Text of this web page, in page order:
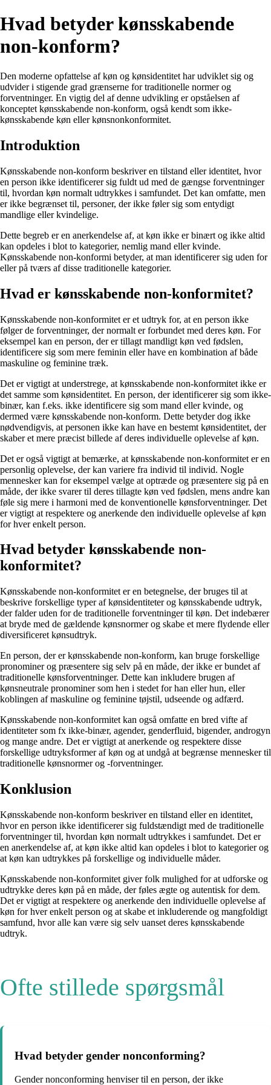
Hvad betyder kønsskabende
non-konform?
Den moderne opfattelse af køn og kønsidentitet har udviklet sig og
udvider i stigende grad grænserne for traditionelle normer og
forventninger. En vigtig del af denne udvikling er opståelsen af
konceptet kønsskabende non-konform, også kendt som ikke-
kønsskabende køn eller kønsnonkonformitet.
Introduktion
Kønsskabende non-konform beskriver en tilstand eller identitet, hvor
en person ikke identificerer sig fuldt ud med de gængse forventninger
til, hvordan køn normalt udtrykkes i samfundet. Det kan omfatte, men
er ikke begrænset til, personer, der ikke føler sig som entydigt
mandlige eller kvindelige.
Dette begreb er en anerkendelse af, at køn ikke er binært og ikke altid
kan opdeles i blot to kategorier, nemlig mand eller kvinde.
Kønsskabende non-konformi betyder, at man identificerer sig uden for
eller på tværs af disse traditionelle kategorier.
Hvad er kønsskabende non-konformitet?
Kønsskabende non-konformitet er et udtryk for, at en person ikke
følger de forventninger, der normalt er forbundet med deres køn. For
eksempel kan en person, der er tillagt mandligt køn ved fødslen,
identificere sig som mere feminin eller have en kombination af både
maskuline og feminine træk.
Det er vigtigt at understrege, at kønsskabende non-konformitet ikke er
det samme som kønsidentitet. En person, der identificerer sig som ikke-
binær, kan f.eks. ikke identificere sig som mand eller kvinde, og
dermed være kønsskabende non-konform. Dette betyder dog ikke
nødvendigvis, at personen ikke kan have en bestemt kønsidentitet, der
skaber et mere præcist billede af deres individuelle oplevelse af køn.
Det er også vigtigt at bemærke, at kønsskabende non-konformitet er en
personlig oplevelse, der kan variere fra individ til individ. Nogle
mennesker kan for eksempel vælge at optræde og præsentere sig på en
måde, der ikke svarer til deres tillagte køn ved fødslen, mens andre kan
føle sig mere i harmoni med de konventionelle kønsforventninger. Det
er vigtigt at respektere og anerkende den individuelle oplevelse af køn
for hver enkelt person.
Hvad betyder kønsskabende non-
konformitet?
Kønsskabende non-konformitet er en betegnelse, der bruges til at
beskrive forskellige typer af kønsidentiteter og kønsskabende udtryk,
der falder uden for de traditionelle forventninger til køn. Det indebærer
at bryde med de gældende kønsnormer og skabe et mere flydende eller
diversificeret kønsudtryk.
En person, der er kønsskabende non-konform, kan bruge forskellige
pronominer og præsentere sig selv på en måde, der ikke er bundet af
traditionelle kønsforventninger. Dette kan inkludere brugen af
kønsneutrale pronominer som hen i stedet for han eller hun, eller
koblingen af maskuline og feminine tøjstil, udseende og adfærd.
Kønsskabende non-konformitet kan også omfatte en bred vifte af
identiteter som fx ikke-binær, agender, genderfluid, bigender, androgyn
og mange andre. Det er vigtigt at anerkende og respektere disse
forskellige udtryksformer af køn og at undgå at begrænse mennesker til
traditionelle kønsnormer og -forventninger.
Konklusion
Kønsskabende non-konform beskriver en tilstand eller en identitet,
hvor en person ikke identificerer sig fuldstændigt med de traditionelle
forventninger til, hvordan køn normalt udtrykkes i samfundet. Det er
en anerkendelse af, at køn ikke altid kan opdeles i blot to kategorier og
at køn kan udtrykkes på forskellige og individuelle måder.
Kønsskabende non-konformitet giver folk mulighed for at udforske og
udtrykke deres køn på en måde, der føles ægte og autentisk for dem.
Det er vigtigt at respektere og anerkende den individuelle oplevelse af
køn for hver enkelt person og at skabe et inkluderende og mangfoldigt
samfund, hvor alle kan være sig selv uanset deres kønsskabende
udtryk.
Ofte stillede spørgsmål
Hvad betyder gender nonconforming?
Gender nonconforming henviser til en person, der ikke